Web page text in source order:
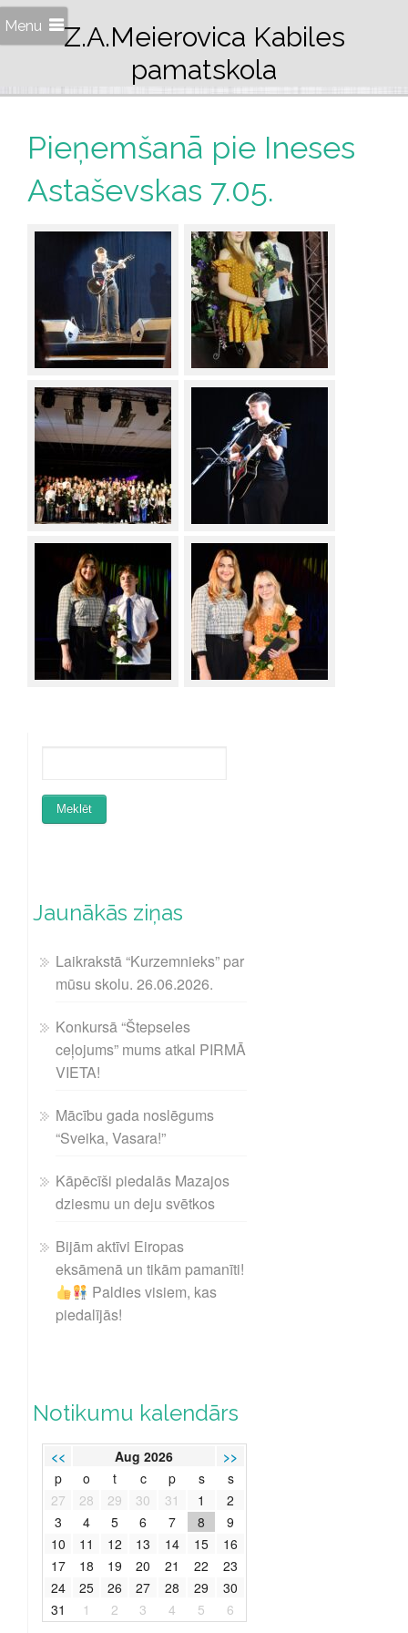
Menu
Z.A.Meierovica Kabiles
pamatskola
Pieņemšanā pie Ineses
Astaševskas 7.05.
Jaunākās ziņas
Laikrakstā “Kurzemnieks” par
mūsu skolu. 26.06.2026.
Konkursā “Štepseles
ceļojums” mums atkal PIRMĀ
VIETA!
Mācību gada noslēgums
“Sveika, Vasara!”
Kāpēcīši piedalās Mazajos
dziesmu un deju svētkos
Bijām aktīvi Eiropas
eksāmenā un tikām pamanīti!
Paldies visiem, kas
piedalījās!
Notikumu kalendārs
<< Aug 2026
>>
p
o t c p s
s
27
28 29 30 31 1
2
3
4 5 6 7 8
9
10
11 12 13 14 15
16
17
18 19 20 21 22
23
24
25 26 27 28 29
30
31
1 2 3 4 5 6